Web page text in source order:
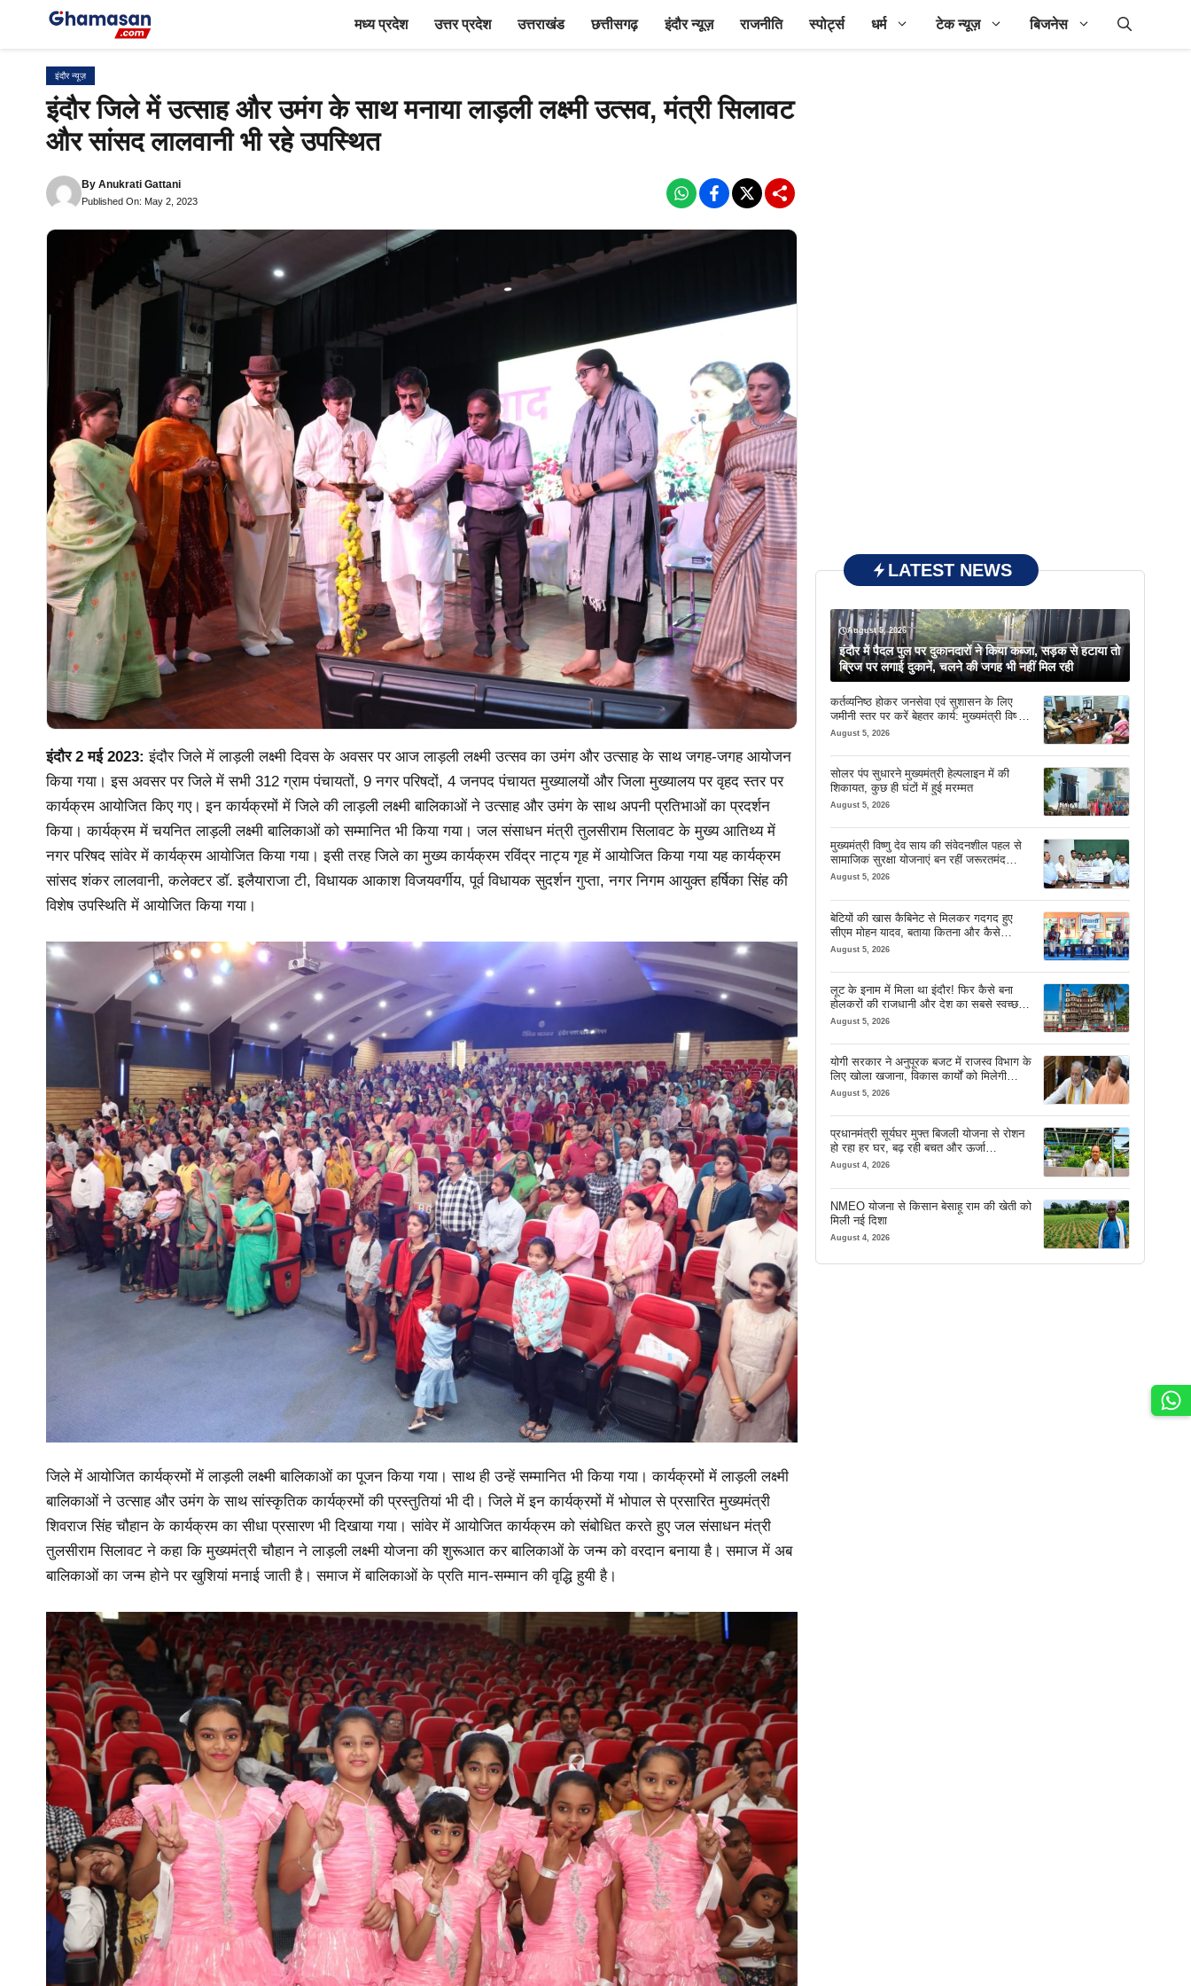
मध्य प्रदेश उत्तर प्रदेश उत्तराखंड छत्तीसगढ़ इंदौर न्यूज़ राजनीति स्पोर्ट्स धर्म टेक न्यूज़ बिजनेस
इंदौर न्यूज़
इंदौर जिले में उत्साह और उमंग के साथ मनाया लाड़ली लक्ष्मी उत्सव, मंत्री सिलावट
और सांसद लालवानी भी रहे उपस्थित
By Anukrati Gattani
Published On: May 2, 2023
इंदौर 2 मई 2023: इंदौर जिले में लाड़ली लक्ष्मी दिवस के अवसर पर आज लाड़ली लक्ष्मी उत्सव का उमंग और उत्साह के साथ जगह-जगह आयोजन
किया गया। इस अवसर पर जिले में सभी 312 ग्राम पंचायतों, 9 नगर परिषदों, 4 जनपद पंचायत मुख्यालयों और जिला मुख्यालय पर वृहद स्तर पर
कार्यक्रम आयोजित किए गए। इन कार्यक्रमों में जिले की लाड़ली लक्ष्मी बालिकाओं ने उत्साह और उमंग के साथ अपनी प्रतिभाओं का प्रदर्शन
किया। कार्यक्रम में चयनित लाड़ली लक्ष्मी बालिकाओं को सम्मानित भी किया गया। जल संसाधन मंत्री तुलसीराम सिलावट के मुख्य आतिथ्य में
नगर परिषद सांवेर में कार्यक्रम आयोजित किया गया। इसी तरह जिले का मुख्य कार्यक्रम रविंद्र नाट्य गृह में आयोजित किया गया यह कार्यक्रम
सांसद शंकर लालवानी, कलेक्टर डॉ. इलैयाराजा टी, विधायक आकाश विजयवर्गीय, पूर्व विधायक सुदर्शन गुप्ता, नगर निगम आयुक्त हर्षिका सिंह की
विशेष उपस्थिति में आयोजित किया गया।
जिले में आयोजित कार्यक्रमों में लाड़ली लक्ष्मी बालिकाओं का पूजन किया गया। साथ ही उन्हें सम्मानित भी किया गया। कार्यक्रमों में लाड़ली लक्ष्मी
बालिकाओं ने उत्साह और उमंग के साथ सांस्कृतिक कार्यक्रमों की प्रस्तुतियां भी दी। जिले में इन कार्यक्रमों में भोपाल से प्रसारित मुख्यमंत्री
शिवराज सिंह चौहान के कार्यक्रम का सीधा प्रसारण भी दिखाया गया। सांवेर में आयोजित कार्यक्रम को संबोधित करते हुए जल संसाधन मंत्री
तुलसीराम सिलावट ने कहा कि मुख्यमंत्री चौहान ने लाड़ली लक्ष्मी योजना की शुरूआत कर बालिकाओं के जन्म को वरदान बनाया है। समाज में अब
बालिकाओं का जन्म होने पर खुशियां मनाई जाती है। समाज में बालिकाओं के प्रति मान-सम्मान की वृद्धि हुयी है।
LATEST NEWS
August 5, 2026
इंदौर में पैदल पुल पर दुकानदारों ने किया कब्जा, सड़क से हटाया तो
ब्रिज पर लगाई दुकानें, चलने की जगह भी नहीं मिल रही
कर्तव्यनिष्ठ होकर जनसेवा एवं सुशासन के लिए
जमीनी स्तर पर करें बेहतर कार्य: मुख्यमंत्री विष्णु
देव साय
August 5, 2026
सोलर पंप सुधारने मुख्यमंत्री हेल्पलाइन में की
शिकायत, कुछ ही घंटों में हुई मरम्मत
August 5, 2026
मुख्यमंत्री विष्णु देव साय की संवेदनशील पहल से
सामाजिक सुरक्षा योजनाएं बन रहीं जरूरतमंद
परिवारों का मजबूत सहारा
August 5, 2026
बेटियों की खास कैबिनेट से मिलकर गदगद हुए
सीएम मोहन यादव, बताया कितना और कैसे
इस्तेमाल करें AI
August 5, 2026
लूट के इनाम में मिला था इंदौर! फिर कैसे बना
होलकरों की राजधानी और देश का सबसे स्वच्छ
शहर? जानें पूरी कहानी
August 5, 2026
योगी सरकार ने अनुपूरक बजट में राजस्व विभाग के
लिए खोला खजाना, विकास कार्यों को मिलेगी
रफ्तार
August 5, 2026
प्रधानमंत्री सूर्यघर मुफ्त बिजली योजना से रोशन
हो रहा हर घर, बढ़ रही बचत और ऊर्जा
आत्मनिर्भरता
August 4, 2026
NMEO योजना से किसान बेसाहू राम की खेती को
मिली नई दिशा
August 4, 2026